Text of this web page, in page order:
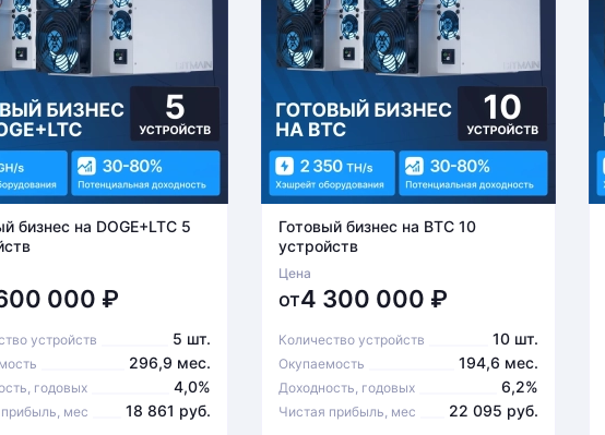
на юридическое лицо. При получении
и паспорт для удостоверения
00 до 19-00. При получении товара
доставки уточняйте у менеджера
бизнес на DOGE+LTC 5
000 ₽
устройств 5 шт.
296,9 мес.
годовых 4,0%
мес 18 861 руб.
Готовый бизнес на BTC 10
устройств
Цена
от4 300 000 ₽
Количество устройств 10 шт.
Окупаемость 194,6 мес.
Доходность, годовых 6,2%
Чистая прибыль, мес 22 095 руб.